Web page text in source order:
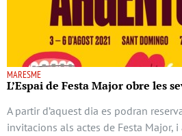
MARESME
L’Espai de Festa Major obre les
A partir d’aquest dia es podran
invitacions als actes de Festa Major,